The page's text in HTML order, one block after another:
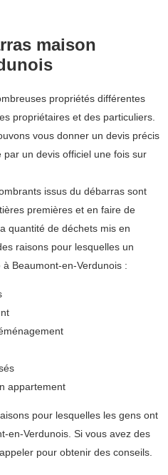
maison
propriétés différentes
propriétaires et des particuliers.
vous donner un devis précis
un devis officiel une fois sur
issus du débarras sont
premières et en faire de
quantité de déchets mis en
raisons pour lesquelles un
Beaumont-en-Verdunois :
appartement
pour lesquelles les gens ont
en-Verdunois. Si vous avez des
pour obtenir des conseils.